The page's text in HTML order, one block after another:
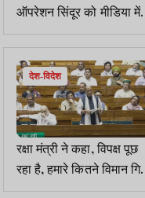
ऑपरेशन सिंदूर को मीडिया में
सरकार का तमाशा करार दिया
देश-विदेश
रक्षा मंत्री ने कहा, विपक्ष पूछ
रहा है, हमारे कितने विमान
पूछना चाहिए, कितने